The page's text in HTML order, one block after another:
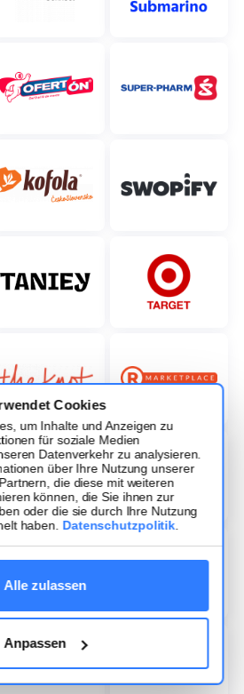
Cookies
um Inhalte und Anzeigen zu
für soziale Medien
Datenverkehr zu analysieren.
über Ihre Nutzung unserer
die diese mit weiteren
können, die Sie ihnen zur
oder die sie durch Ihre Nutzung
haben. Datenschutzpolitik
Alle zulassen
Anpassen